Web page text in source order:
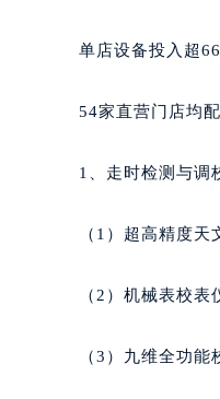
单店设备投入超
54家直营门店均
1、走时检测与调
（1）超高精度
（2）机械表校
（3）九维全功